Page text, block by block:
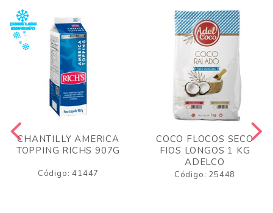
CHANTILLY AMERICA
TOPPING RICHS 907G
Código: 41447
COCO FLOCOS SECO
FIOS LONGOS 1 KG
ADELCO
Código: 25448